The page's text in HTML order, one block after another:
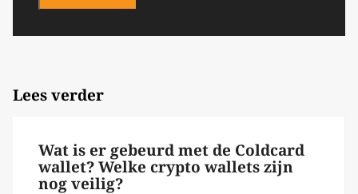
Lees verder
Wat is er gebeurd met de Coldcard
wallet? Welke crypto wallets zijn
nog veilig?